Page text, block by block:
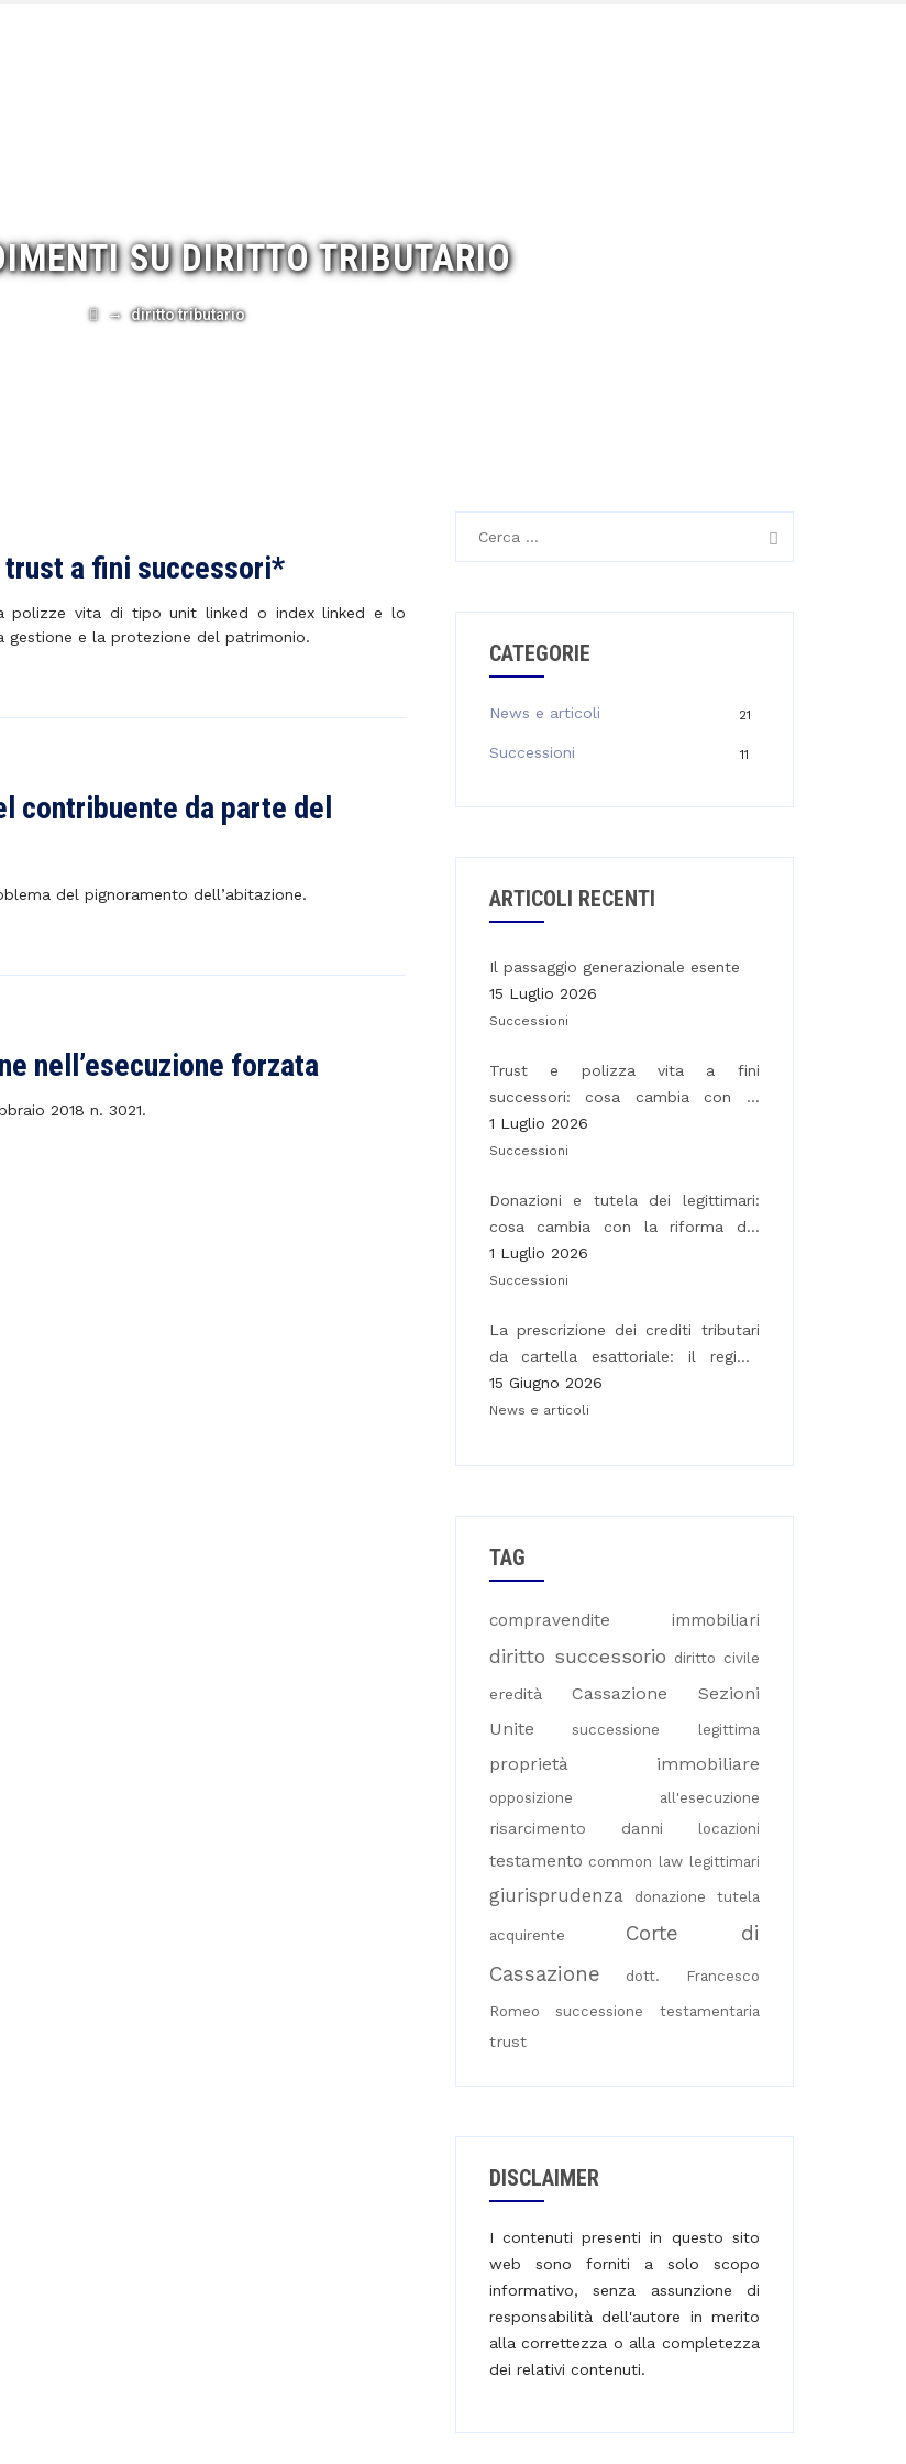
SUDIRITTO TRIBUTARIO
→diritto tributario
trust a fini successori*
polizze vita di tipo unit linked o index linked e lo
e la protezione del patrimonio.
contribuente da parte del
del pignoramento dell’abitazione.
nell’esecuzione forzata
2018 n. 3021.
CATEGORIE
News e articoli 21
Successioni 11
ARTICOLI RECENTI
Il passaggio generazionale esente
15 Luglio 2026
Successioni
Trust e polizza vita a fini
successori: cosa cambia con la
riforma del 2025
1 Luglio 2026
Successioni
Donazioni e tutela dei legittimari:
cosa cambia con la riforma del
2025 (L. 182/2025)
1 Luglio 2026
Successioni
La prescrizione dei crediti tributari
da cartella esattoriale: il regime
differenziato per tipologia di
credito
15 Giugno 2026
News e articoli
TAG
compravendite immobiliari
diritto successorio diritto civile
eredità
Cassazione Sezioni
Unite
successione legittima
proprietà immobiliare
opposizione all'esecuzione
risarcimento danni locazioni
testamento common law legittimari
giurisprudenza donazione tutela
acquirente
Corte di
Cassazione
dott. Francesco
Romeo successione testamentaria
trust
DISCLAIMER
I contenuti presenti in questo sito
web sono forniti a solo scopo
informativo, senza assunzione di
responsabilità dell'autore in merito
alla correttezza o alla completezza
dei relativi contenuti.